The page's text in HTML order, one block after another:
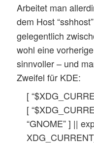
Arbeitet man
dem Host
gelegentlich
wohl eine
sinnvoller – und
Zweifel für KDE:
[
[
“GNOME” ] ||